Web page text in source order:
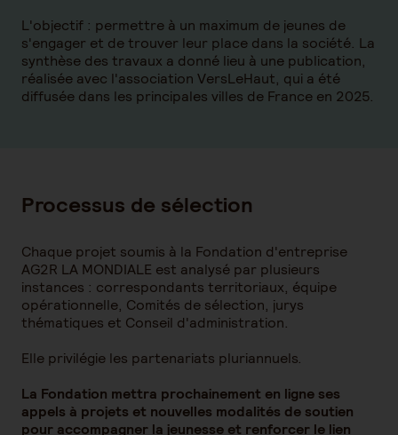
L'objectif : permettre à un maximum de jeunes de
s'engager et de trouver leur place dans la société. La
synthèse des travaux a donné lieu à une publication,
réalisée avec l'association VersLeHaut, qui a été
diffusée dans les principales villes de France en 2025.
Processus de sélection
Chaque projet soumis à la Fondation d'entreprise
AG2R LA MONDIALE est analysé par plusieurs
instances : correspondants territoriaux, équipe
opérationnelle, Comités de sélection, jurys
thématiques et Conseil d'administration.
Elle privilégie les partenariats pluriannuels.
La Fondation mettra prochainement en ligne ses
appels à projets et nouvelles modalités de soutien
pour accompagner la jeunesse et renforcer le lien